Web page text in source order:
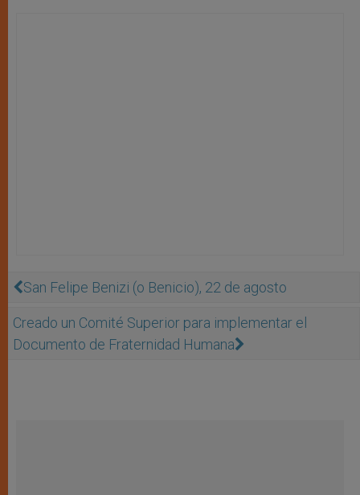
San Felipe Benizi (o Benicio), 22 de agosto
Creado un Comité Superior para implementar el
Documento de Fraternidad Humana